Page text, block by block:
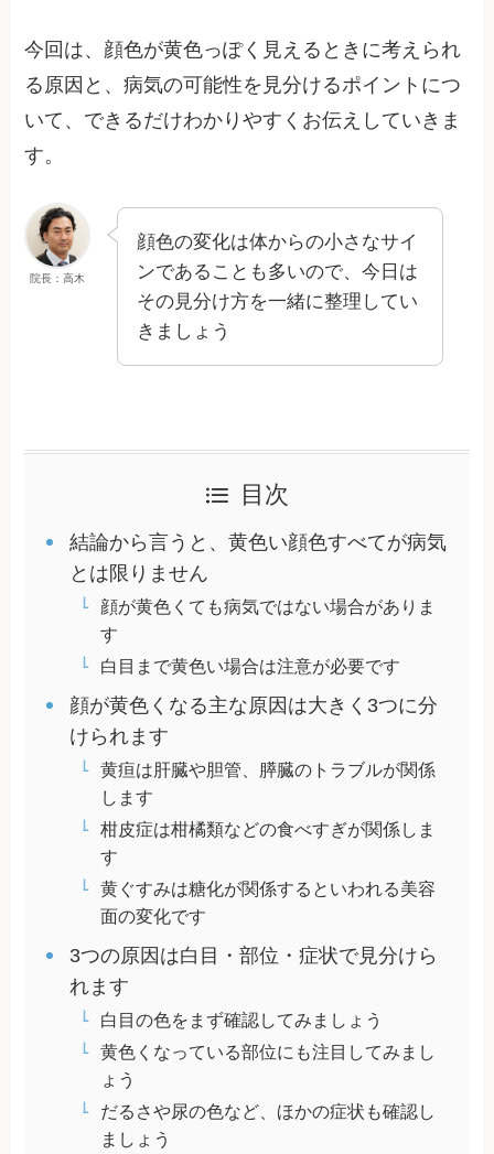
今回は、顔色が黄色っぽく見えるときに考えられ
る原因と、病気の可能性を見分けるポイントにつ
いて、できるだけわかりやすくお伝えしていきま
す。
院長：高木
顔色の変化は体からの小さなサイ
ンであることも多いので、今日は
その見分け方を一緒に整理してい
きましょう
目次
結論から言うと、黄色い顔色すべてが病気
とは限りません
顔が黄色くても病気ではない場合がありま
す
白目まで黄色い場合は注意が必要です
顔が黄色くなる主な原因は大きく3つに分
けられます
黄疸は肝臓や胆管、膵臓のトラブルが関係
します
柑皮症は柑橘類などの食べすぎが関係しま
す
黄ぐすみは糖化が関係するといわれる美容
面の変化です
3つの原因は白目・部位・症状で見分けら
れます
白目の色をまず確認してみましょう
黄色くなっている部位にも注目してみまし
ょう
だるさや尿の色など、ほかの症状も確認し
ましょう